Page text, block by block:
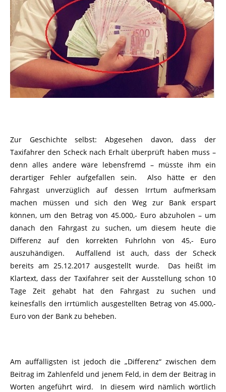
Zur Geschichte selbst: Abgesehen davon, dass der
Taxifahrer den Scheck nach Erhalt überprüft haben muss –
denn alles andere wäre lebensfremd – müsste ihm ein
derartiger Fehler aufgefallen sein. Also hätte er den
Fahrgast unverzüglich auf dessen Irrtum aufmerksam
machen müssen und sich den Weg zur Bank erspart
können, um den Betrag von 45.000,- Euro abzuholen – um
danach den Fahrgast zu suchen, um diesem heute die
Differenz auf den korrekten Fuhrlohn von 45,- Euro
auszuhändigen. Auffallend ist auch, dass der Scheck
bereits am 25.12.2017 ausgestellt wurde. Das heißt im
Klartext, dass der Taxifahrer seit der Ausstellung schon 10
Tage Zeit gehabt hat den Fahrgast zu suchen und
keinesfalls den irrtümlich ausgestellten Betrag von 45.000,-
Euro von der Bank zu beheben.
Am auffälligsten ist jedoch die „Differenz“ zwischen dem
Beitrag im Zahlenfeld und jenem Feld, in dem der Beitrag in
Worten angeführt wird. In diesem wird nämlich wörtlich